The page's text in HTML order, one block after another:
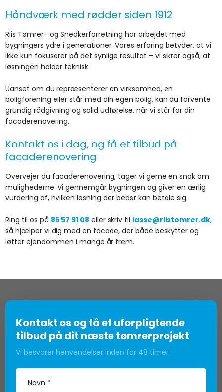
Håndværk med rødder siden 1912
Riis Tømrer- og Snedkerforretning har arbejdet med
bygningers ydre i generationer. Vores erfaring betyder, at vi
ikke kun fokuserer på det synlige resultat – vi sikrer også, at
løsningen holder teknisk.
Uanset om du repræsenterer en virksomhed, en
boligforening eller står med din egen bolig, kan du forvente
grundig rådgivning og solid udførelse, når vi står for din
facaderenovering.
Kontakt os i dag, og få et tilbud på
facaderenovering
Overvejer du facaderenovering, tager vi gerne en snak om
mulighederne. Vi gennemgår bygningen og giver en ærlig
vurdering af, hvilken løsning der bedst kan betale sig.
Ring til os på 86 57 91 08 eller skriv til lasse@riistomrer.dk,
så hjælper vi dig med en facade, der både beskytter og
løfter ejendommen i mange år frem.
Kontakt os og få et uforpligtende
tilbud på dit næste tømrerprojekt
Vi besvarer henvendelser inden for 48 timer.